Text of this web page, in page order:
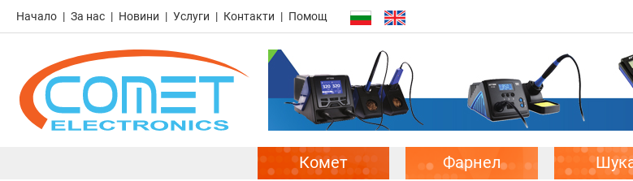
Начало За нас Новини Услуги Контакти Помощ
Комет Фарнел